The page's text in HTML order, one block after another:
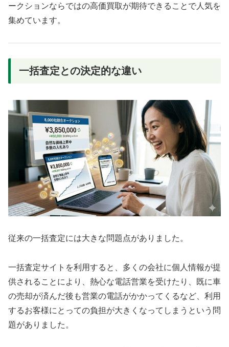
ークションならではの高価買取が期待できることで人気を
集めています。
一括査定との決定的な違い
従来の一括査定には大きな問題点がありました。
一括査定サイトを利用すると、多くの会社に個人情報が提
供されることにより、熱心な電話営業を受けたり、既に車
の売却が済んだ後も営業の電話がかかってくるなど、利用
するお客様にとっての負担が大きくなってしまうという問
題がありました。